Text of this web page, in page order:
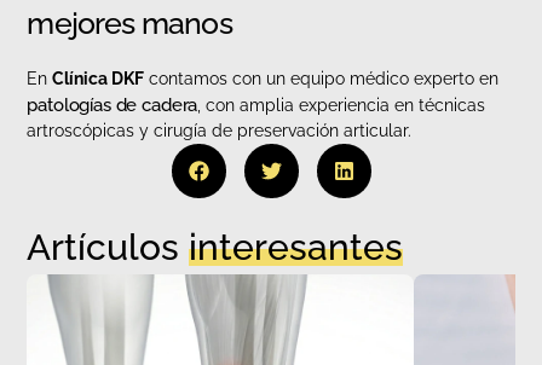
mejores manos
EnClínica DKF contamos con un equipo médico experto en
patologías de cadera , con amplia experiencia en técnicas
artroscópicas y cirugía de preservación articular.
Artículosinteresantes